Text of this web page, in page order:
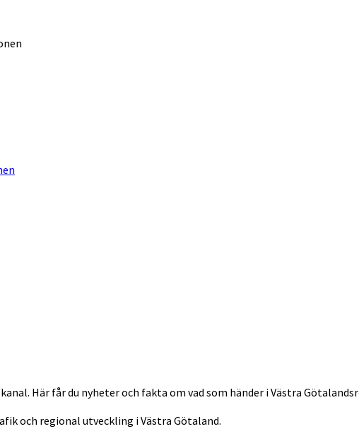
Här får du nyheter och fakta om vad som händer i Västra
och regional utveckling i Västra Götaland.